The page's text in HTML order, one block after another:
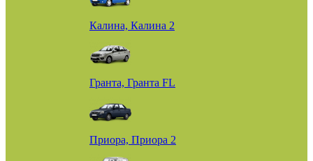
Калина, Калина 2
Гранта, Гранта FL
Приора, Приора 2